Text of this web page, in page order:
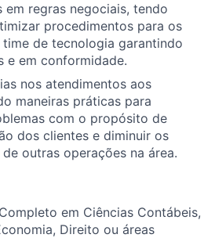
em regras negociais, tendo
procedimentos para os
de tecnologia garantindo
e em conformidade.
nos atendimentos aos
maneiras práticas para
com o propósito de
dos clientes e diminuir os
outras operações na área.
em Ciências Contábeis,
Direito ou áreas